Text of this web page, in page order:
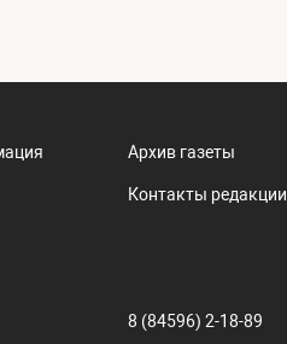
Архив газеты
Контакты редакции
8 (84596) 2-18-89